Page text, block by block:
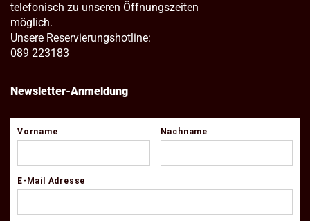
telefonisch zu unseren Öffnungszeiten
möglich.
Unsere Reservierungshotline:
089 223183
Newsletter-Anmeldung